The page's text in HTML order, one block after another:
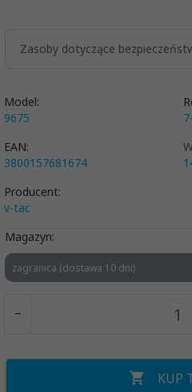
Zasoby dotyczące
Model:
9675
EAN:
3800157681674
Producent:
v-tac
Magazyn:
zagranica (dostawa 10 dni)
KUP